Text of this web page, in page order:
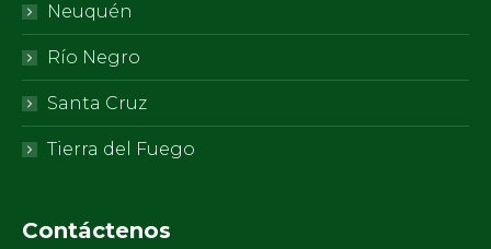
Neuquén
Río Negro
Santa Cruz
Tierra del Fuego
Contáctenos